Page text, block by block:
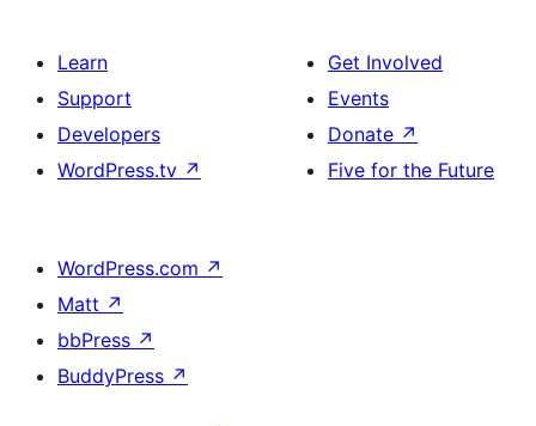
Learn
Support
Developers
WordPress.tv ↗
Get Involved
Events
Donate ↗
Five for the Future
WordPress.com ↗
Matt ↗
bbPress ↗
BuddyPress ↗